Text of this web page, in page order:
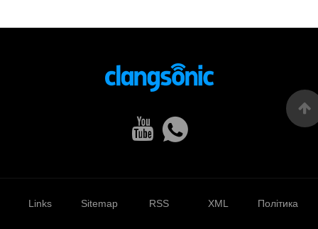
Links Sitemap RSS XML Політика